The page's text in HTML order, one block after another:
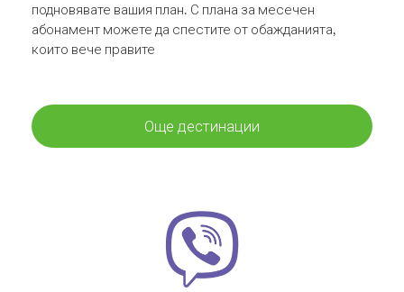
подновявате вашия план. С плана за месечен
абонамент можете да спестите от обажданията,
които вече правите
Още дестинации